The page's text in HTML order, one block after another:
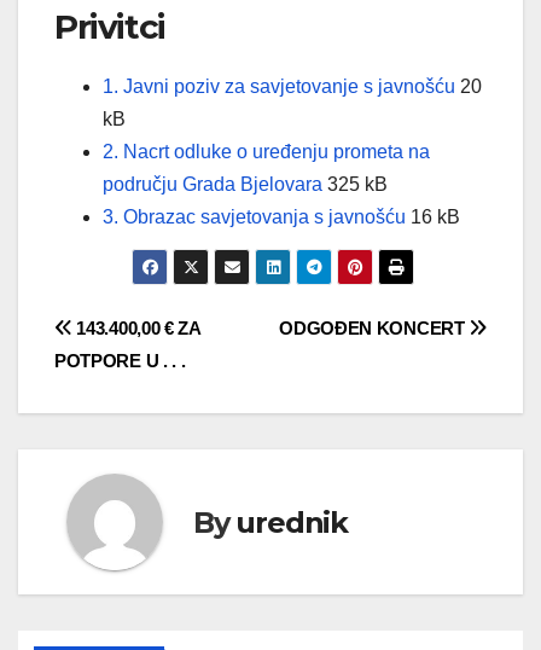
Privitci
1. Javni poziv za savjetovanje s javnošću File
docx
File
20
kB
2. Nacrt odluke o uređenju prometa na
području Grada Bjelovara File
extension:
doc
File
size:
325 kB
3. Obrazac savjetovanja s javnošću File
extension:
docx
File
size:
16 kB
Navigacija
ODGOĐEN KONCERT
143.400,00 € ZA
POTPORE U . . .
Byurednik